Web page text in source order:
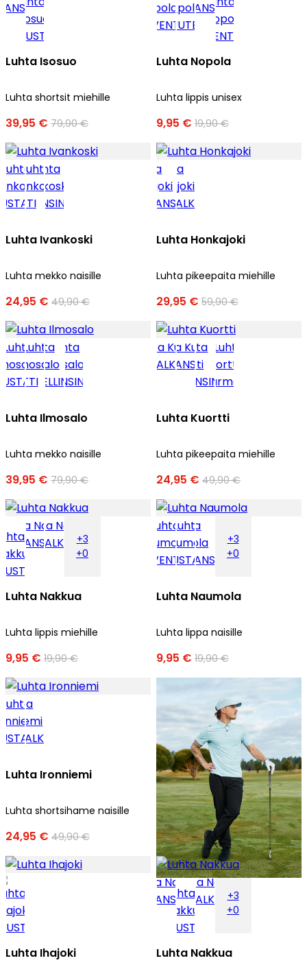
Luhta Isosuo
Luhta shortsit miehille
39,95 € 79,90 €
Luhta Nopola
Luhta lippis unisex
9,95 € 19,90 €
Luhta Ivankoski
Luhta mekko naisille
24,95 € 49,90 €
Luhta Honkajoki
Luhta pikeepaita miehille
29,95 € 59,90 €
Luhta Ilmosalo
Luhta mekko naisille
39,95 € 79,90 €
Luhta Kuortti
Luhta pikeepaita miehille
24,95 € 49,90 €
+3
+0
Luhta Nakkua
Luhta lippis miehille
9,95 € 19,90 €
+3
+0
Luhta Naumola
Luhta lippa naisille
9,95 € 19,90 €
Luhta Ironniemi
Luhta shortsihame naisille
24,95 € 49,90 €
Luhta Ihajoki
+3
+0
Luhta Nakkua